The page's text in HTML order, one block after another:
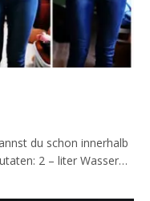
du schon innerhalb
2 – liter Wasser…